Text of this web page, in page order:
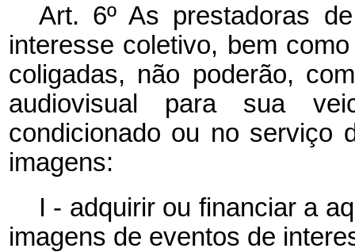
Art. 6º As prestadoras
interesse coletivo, bem
coligadas, não poderão,
audiovisual para sua
condicionado ou no serviço
imagens:
I - adquirir ou financiar a
imagens de eventos de